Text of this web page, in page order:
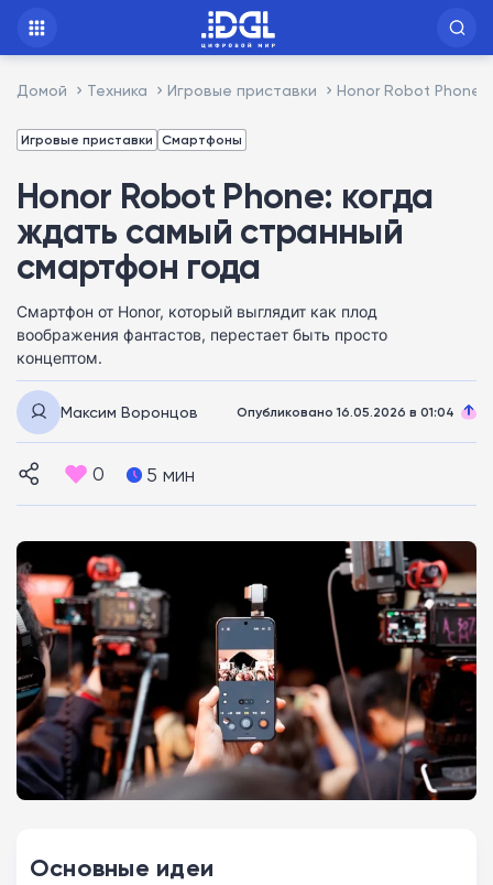
Домой Техника Игровые приставки Honor Robot
Игровые приставки Смартфоны
Honor Robot Phone: когда
ждать самый странный
смартфон года
Смартфон от Honor, который выглядит как плод
воображения фантастов, перестает быть просто
концептом.
Максим Воронцов Опубликовано 16.05.2026 в 01:04
0 5 мин
Основные идеи